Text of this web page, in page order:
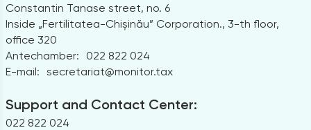
Constantin Tanase street, no. 6
Inside „Fertilitatea-Chișinău” Corporation., 3-th floor,
office 320
Antechamber:
022 822 024
E-mail: secretariat@monitor.tax
Support and Contact Center:
022 822 024